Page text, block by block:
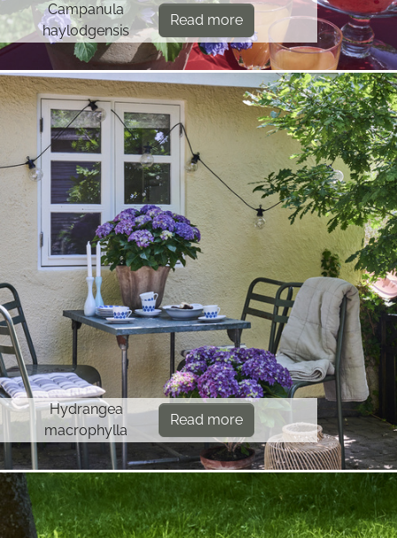
Campanula
haylodgensis
Read more
Hydrangea
macrophylla
Read more